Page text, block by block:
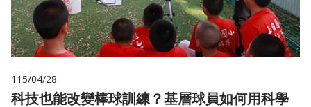
115/04/28
科技也能改變棒球訓練？基層球員如何用科學